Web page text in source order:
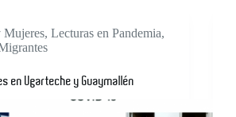
Mujeres, Lecturas en Pandemia,
en Ugarteche y Guaymallén